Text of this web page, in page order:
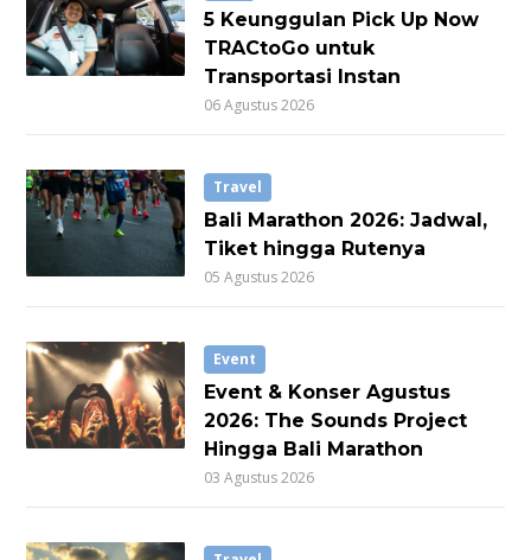
5 Keunggulan Pick Up Now
TRACtoGo untuk
Transportasi Instan
06 Agustus 2026
Travel
Bali Marathon 2026: Jadwal,
Tiket hingga Rutenya
05 Agustus 2026
Event
Event & Konser Agustus
2026: The Sounds Project
Hingga Bali Marathon
03 Agustus 2026